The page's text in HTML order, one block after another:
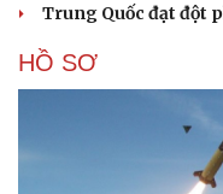
Trung Quốc đạt đột
HỒ SƠ